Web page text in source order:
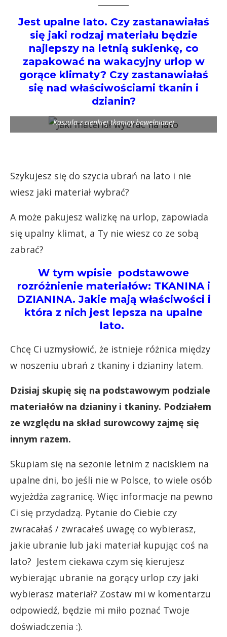
Jest upalne lato. Czy zastanawiałaś
się jaki rodzaj materiału będzie
najlepszy na letnią sukienkę, co
zapakować na wakacyjny urlop w
gorące klimaty? Czy zastanawiałaś
się nad właściwościami tkanin i
dzianin?
Koszula z cienkiej tkaniny bawełnianej
Szykujesz się do szycia ubrań na lato i nie
wiesz jaki materiał wybrać?
A może pakujesz walizkę na urlop, zapowiada
się upalny klimat, a Ty nie wiesz co ze sobą
zabrać?
W tym wpisie podstawowe
rozróżnienie materiałów: TKANINA i
DZIANINA. Jakie mają właściwości i
która z nich jest lepsza na upalne
lato.
Chcę Ci uzmysłowić, że istnieje różnica między
w noszeniu ubrań z tkaniny i dzianiny latem.
Dzisiaj skupię się na podstawowym podziale
materiałów na dzianiny i tkaniny. Podziałem
ze względu na skład surowcowy zajmę się
innym razem.
Skupiam się na sezonie letnim z naciskiem na
upalne dni, bo jeśli nie w Polsce, to wiele osób
wyjeżdża zagranicę. Więc informacje na pewno
Ci się przydadzą. Pytanie do Ciebie czy
zwracałaś / zwracałeś uwagę co wybierasz,
jakie ubranie lub jaki materiał kupując coś na
lato? Jestem ciekawa czym się kierujesz
wybierając ubranie na gorący urlop czy jaki
wybierasz materiał? Zostaw mi w komentarzu
odpowiedź, będzie mi miło poznać Twoje
doświadczenia :).